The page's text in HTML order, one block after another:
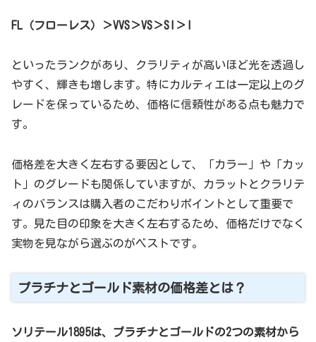
FL（フローレス）＞VVS＞VS＞SI＞I
といったランクがあり、クラリティが高いほど光を透過し
やすく、輝きも増します。特にカルティエは一定以上のグ
レードを保っているため、価格に信頼性がある点も魅力で
す。
価格差を大きく左右する要因として、「カラー」や「カッ
ト」のグレードも関係していますが、カラットとクラリテ
ィのバランスは購入者のこだわりポイントとして重要で
す。見た目の印象を大きく左右するため、価格だけでなく
実物を見ながら選ぶのがベストです。
プラチナとゴールド素材の価格差とは？
ソリテール1895は、プラチナとゴールドの2つの素材から